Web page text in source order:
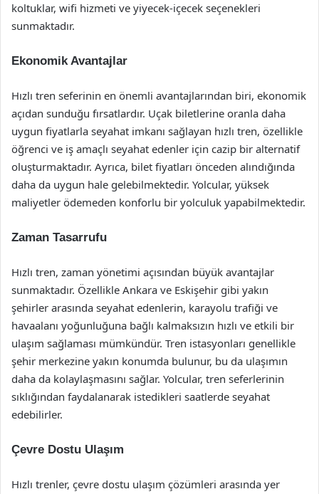
koltuklar, wifi hizmeti ve yiyecek-içecek seçenekleri
sunmaktadır.
Ekonomik Avantajlar
Hızlı tren seferinin en önemli avantajlarından biri, ekonomik
açıdan sunduğu fırsatlardır. Uçak biletlerine oranla daha
uygun fiyatlarla seyahat imkanı sağlayan hızlı tren, özellikle
öğrenci ve iş amaçlı seyahat edenler için cazip bir alternatif
oluşturmaktadır. Ayrıca, bilet fiyatları önceden alındığında
daha da uygun hale gelebilmektedir. Yolcular, yüksek
maliyetler ödemeden konforlu bir yolculuk yapabilmektedir.
Zaman Tasarrufu
Hızlı tren, zaman yönetimi açısından büyük avantajlar
sunmaktadır. Özellikle Ankara ve Eskişehir gibi yakın
şehirler arasında seyahat edenlerin, karayolu trafiği ve
havaalanı yoğunluğuna bağlı kalmaksızın hızlı ve etkili bir
ulaşım sağlaması mümkündür. Tren istasyonları genellikle
şehir merkezine yakın konumda bulunur, bu da ulaşımın
daha da kolaylaşmasını sağlar. Yolcular, tren seferlerinin
sıklığından faydalanarak istedikleri saatlerde seyahat
edebilirler.
Çevre Dostu Ulaşım
Hızlı trenler, çevre dostu ulaşım çözümleri arasında yer